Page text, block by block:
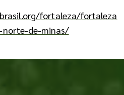
fortaleza/fortaleza
de-minas/